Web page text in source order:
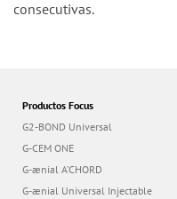
consecutivas.
Productos Focus
G2-BOND Universal
G-CEM ONE
G-ænial A’CHORD
G-ænial Universal Injectable